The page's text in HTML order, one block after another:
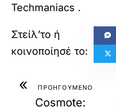
Techmaniacs .
« ΠΡΟΗΓΟΥΜΕΝΟ
Cosmote: